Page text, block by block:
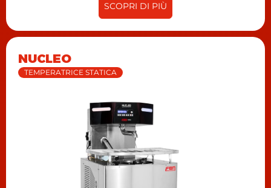
SCOPRI DI PIÙ
NUCLEO
TEMPERATRICE STATICA